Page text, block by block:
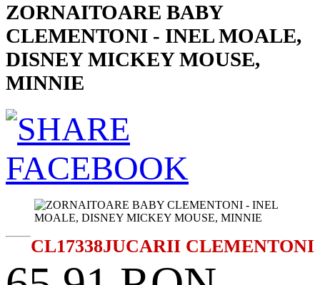
ZORNAITOARE BABY
CLEMENTONI - INEL MOALE,
DISNEY MICKEY MOUSE,
MINNIE
JUCARII CLEMENTONI
CL17338